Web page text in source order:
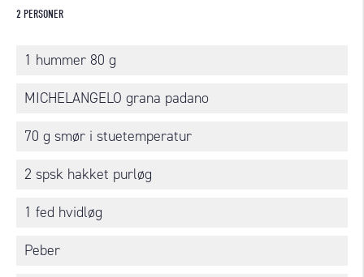
2 PERSONER
1 hummer 80 g
MICHELANGELO grana padano
70 g smør i stuetemperatur
2 spsk hakket purløg
1 fed hvidløg
Peber